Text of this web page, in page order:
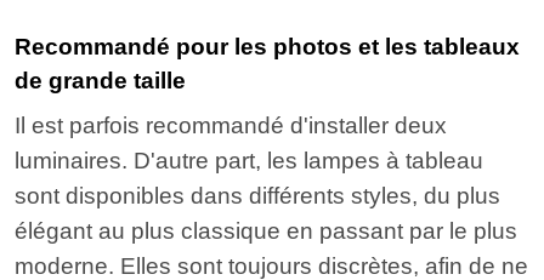
Recommandé pour les photos et les tableaux
de grande taille
Il est parfois recommandé d'installer deux
luminaires. D'autre part, les lampes à tableau
sont disponibles dans différents styles, du plus
élégant au plus classique en passant par le plus
moderne. Elles sont toujours discrètes, afin de ne